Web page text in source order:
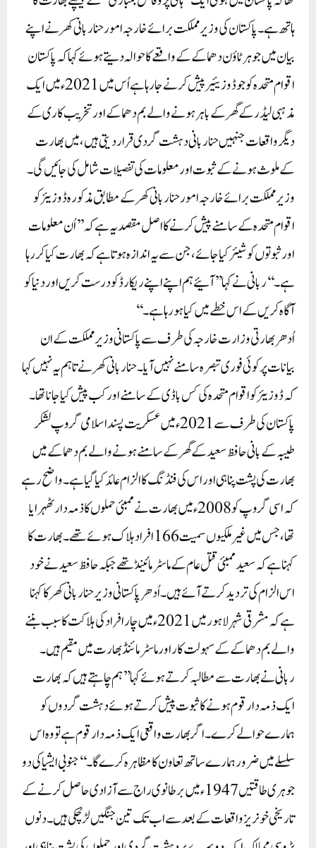
ہاتھ ہے۔پاکستان کی وزیر مملکت برائے خارجہ امور حنا ربانی کھر نے اپنے
بیان میں جوہر ٹاؤن دھماکے کے واقعے کا حوالہ دیتے ہوئے کہا کہ پاکستان
اقوام متحدہ کو جو ڈوزیئیر پیش کرنے جا رہا ہے اُس میں 2021 ء میں ایک
مذہبی لیڈر کے گھر کے باہر ہونے والے بم دھماکے اور تخریب کاری کے
دیگر واقعات جنہیں حنا ربانی دہشت گردی قرار دیتی ہیں، میں بھارت
کے ملوث ہونے کے ثبوت اور معلومات کی تفصیلات شامل کی جائیں گی۔
وزیر مملکت برائے خارجہ امور حنا ربانی کھر کے مطابق مذکورہ ڈوزیئر کو
اقوام متحدہ کے سامنے پیش کرنے کا اصل مقصد یہ ہے کہ ’’اُن معلومات
اور ثبوتوں کو شیئر کیا جائے، جن سے یہ اندازہ ہوتا ہے کہ بھارت کیا کر رہا
ہے۔‘‘ ربانی نے کہا’’ آئیے ہم اپنے اپنے ریکارڈ کو درست کریں اور دنیا کو
آگاہ کریں کے اس خطے میں کیا ہو رہا ہے۔‘‘
اُدھر بھارتی وزارت خارجہ کی طرف سے پاکستانی وزیر مملکت کے ان
بیانات پر کوئی فوری تبصرہ سامنے نہیں آیا۔ حنا ربانی کھر نے تاہم یہ نہیں کہا
کہ ڈوزیئر کو اقوام متحدہ کی کس باڈی کے سامنے اور کب پیش کیا جانا تھا۔
پاکستان کی طرف سے 2021 ء میں عسکریت پسند اسلامی گروپ لشکر
طیبہ کے بانی حافظ سعید کے گھر کے سامنے ہونے والے بم دھماکے میں
بھارت کی پشت پناہی اور اس کی فنڈنگ کا الزام عائد کیا گیا ہے۔ واضح رہے
کہ اسی گروپ کو 2008 ء میں بھارت نے ممبئی حملوں کا ذمہ دار ٹھہرایا
تھا، جس میں غیر ملکیوں سمیت 166 افراد ہلاک ہوئے تھے۔ بھارت کا
کہنا ہے کہ سعید ممبئی قتل عام کے ماسٹر مائینڈ تھے جبکہ حافظ سعید نے خود
اس الزام کی تردید کرتے آئے ہیں۔اُدھر پاکستانی وزیر حنا ربانی کھر کا کہنا
ہے کہ مشرقی شہر لاہور میں 2021 ء میں چار افراد کی ہلاکت کا سبب بننے
والے بم دھماکے کے سہولت کار اور ماسٹر مائنڈ بھارت میں مقیم ہیں۔
ربانی نے بھارت سے مطالبہ کرتے ہوئے کہا’’ ہم چاہتے ہیں کہ بھارت
ایک ذمہ دار قوم ہونے کا ثبوت پیش کرتے ہوئے دہشت گردوں کو
ہمارے حوالے کرے۔ اگر بھارت واقعی ایک ذمہ دار قوم ہے تو وہ اس
سلسلے میں ضرور ہمارے ساتھ تعاون کا مظاہرہ کرے گا۔‘‘جنوبی ایشیا کی دو
جوہری طاقتیں 1947 ء میں برطانوی راج سے آزادی حاصل کرنے کے
تاریخی خونریز واقعات کے بعد سے اب تک تین جنگیں لڑ چُکی ہیں۔ دنوں